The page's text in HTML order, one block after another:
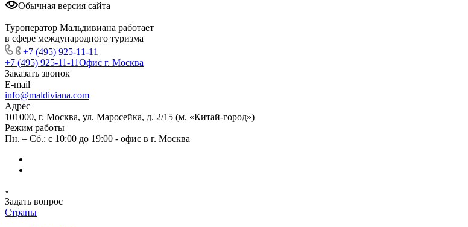
Обычная версия сайта
Туроператор Мальдивиана работает
в сфере международного туризма
+7 (495) 925-11-11
+7 (495) 925-11-11Офис г. Москва
Заказать звонок
E-mail
info@maldiviana.com
Адрес
101000, г. Москва, ул. Маросейка, д. 2/15 (м. «Китай-город»)
Режим работы
Пн. – Сб.: с 10:00 до 19:00 - офис в г. Москва
Задать вопрос
Страны